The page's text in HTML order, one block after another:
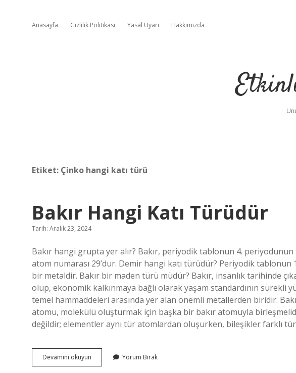
Anasayfa Gizlilik Politikası Yasal Uyarı Hakkımızda
Etiket: Çinko hangi katı türü
Bakır Hangi Katı Türüdür
Tarih: Aralık 23, 2024
Bakır hangi grupta yer alır? Bakır, periyodik tablonun 4.
atom numarası 29’dur. Demir hangi katı türüdür? Periyodik
bir metaldir. Bakır bir maden türü müdür? Bakır, insanlık tarihinde
olup, ekonomik kalkınmaya bağlı olarak yaşam standardının sürekli
temel hammaddeleri arasında yer alan önemli metallerden biridir.
atomu, molekülü oluşturmak için başka bir bakır atomuyla
değildir; elementler aynı tür atomlardan oluşurken, bileşikler farklı
Devamını okuyun
Hangi
Yorum Bırak